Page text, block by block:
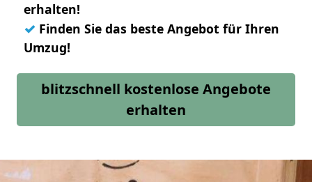
erhalten!
✓ Finden Sie das beste Angebot für Ihren
Umzug!
blitzschnell kostenlose Angebote
erhalten